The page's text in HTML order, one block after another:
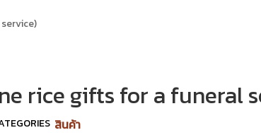
rice gifts for a funeral
สินค้า